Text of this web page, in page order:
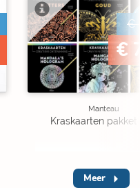
€
€
Manteau
Kraskaarten pakket
Meer